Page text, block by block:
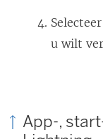
u wilt
App-,